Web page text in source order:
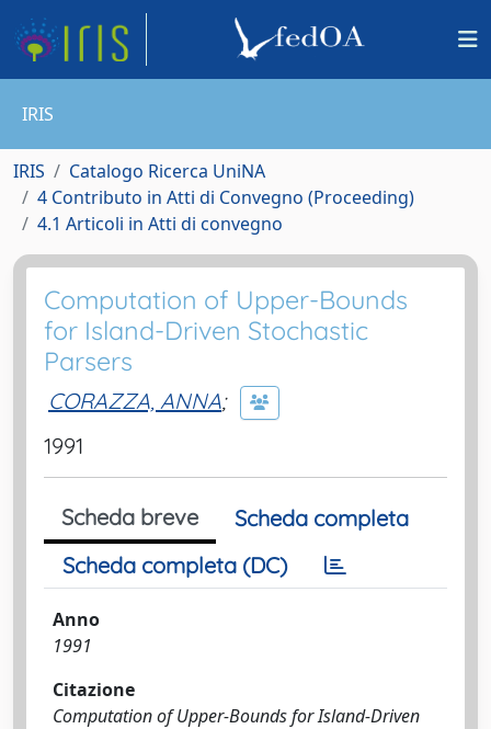
IRIS
IRIS
Catalogo Ricerca UniNA
4 Contributo in Atti di Convegno (Proceeding)
4.1 Articoli in Atti di convegno
Computation of Upper-Bounds
for Island-Driven Stochastic
Parsers
CORAZZA, ANNA;
1991
Scheda breve
Scheda completa
Scheda completa (DC)
Anno
1991
Citazione
Computation of Upper-Bounds for Island-Driven